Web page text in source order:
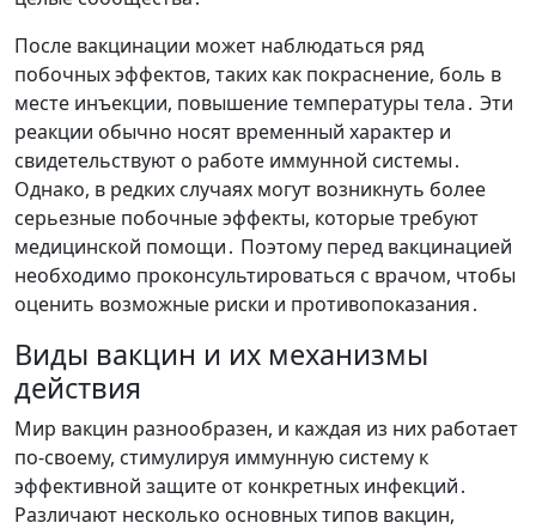
После вакцинации может наблюдаться ряд
побочных эффектов, таких как покраснение, боль в
месте инъекции, повышение температуры тела․ Эти
реакции обычно носят временный характер и
свидетельствуют о работе иммунной системы․
Однако, в редких случаях могут возникнуть более
серьезные побочные эффекты, которые требуют
медицинской помощи․ Поэтому перед вакцинацией
необходимо проконсультироваться с врачом, чтобы
оценить возможные риски и противопоказания․
Виды вакцин и их механизмы
действия
Мир вакцин разнообразен, и каждая из них работает
по-своему, стимулируя иммунную систему к
эффективной защите от конкретных инфекций․
Различают несколько основных типов вакцин,